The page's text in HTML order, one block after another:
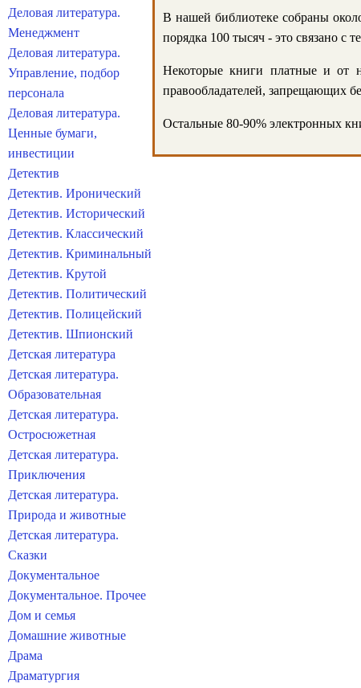
В нашей библиотеке собраны
порядка 100 тысяч - это связано
Некоторые книги платные и от
правообладателей, запрещающих
Остальные 80-90% электронных
Деловая литература.
Менеджмент
Деловая литература.
Управление, подбор
персонала
Деловая литература.
Ценные бумаги,
инвестиции
Детектив
Детектив. Иронический
Детектив. Исторический
Детектив. Классический
Детектив. Криминальный
Детектив. Крутой
Детектив. Политический
Детектив. Полицейский
Детектив. Шпионский
Детская литература
Детская литература.
Образовательная
Детская литература.
Остросюжетная
Детская литература.
Приключения
Детская литература.
Природа и животные
Детская литература.
Сказки
Документальное
Документальное. Прочее
Дом и семья
Домашние животные
Драма
Драматургия